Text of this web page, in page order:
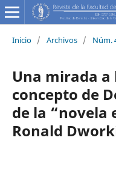
Inicio / Archivos / Núm.
Una mirada
concepto de
de la “novela
Ronald